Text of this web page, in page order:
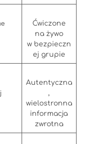
Ćwiczone
na żywo
w bezpieczn
ej grupie
Autentyczna
,
wielostronna
informacja
zwrotna